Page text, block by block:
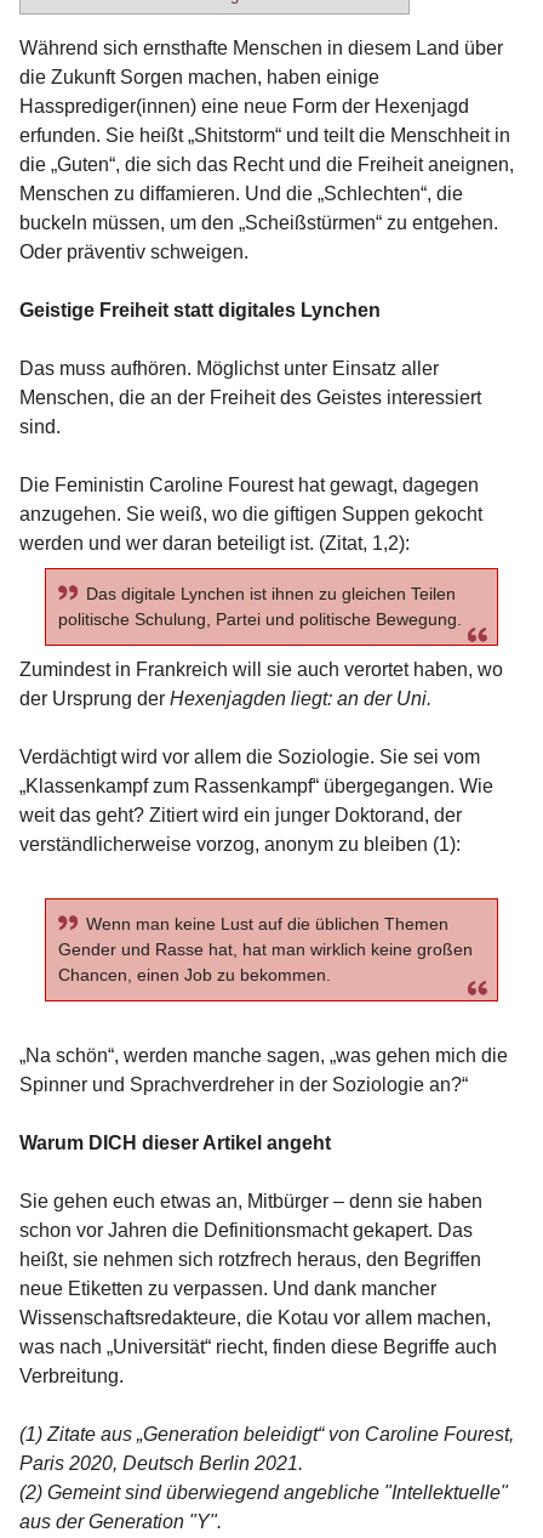
Während sich ernsthafte Menschen in diesem Land über
die Zukunft Sorgen machen, haben einige
Hassprediger(innen) eine neue Form der Hexenjagd
erfunden. Sie heißt „Shitstorm“ und teilt die Menschheit in
die „Guten“, die sich das Recht und die Freiheit aneignen,
Menschen zu diffamieren. Und die „Schlechten“, die
buckeln müssen, um den „Scheißstürmen“ zu entgehen.
Oder präventiv schweigen.
Geistige Freiheit statt digitales Lynchen
Das muss aufhören. Möglichst unter Einsatz aller
Menschen, die an der Freiheit des Geistes interessiert
sind.
Die Feministin Caroline Fourest hat gewagt, dagegen
anzugehen. Sie weiß, wo die giftigen Suppen gekocht
werden und wer daran beteiligt ist. (Zitat, 1,2):
Das digitale Lynchen ist ihnen zu gleichen Teilen
politische Schulung, Partei und politische Bewegung.
Zumindest in Frankreich will sie auch verortet haben, wo
der Ursprung der Hexenjagden liegt: an der Uni.
Verdächtigt wird vor allem die Soziologie. Sie sei vom
„Klassenkampf zum Rassenkampf“ übergegangen. Wie
weit das geht? Zitiert wird ein junger Doktorand, der
verständlicherweise vorzog, anonym zu bleiben (1):
Wenn man keine Lust auf die üblichen Themen
Gender und Rasse hat, hat man wirklich keine großen
Chancen, einen Job zu bekommen.
„Na schön“, werden manche sagen, „was gehen mich die
Spinner und Sprachverdreher in der Soziologie an?“
Warum DICH dieser Artikel angeht
Sie gehen euch etwas an, Mitbürger – denn sie haben
schon vor Jahren die Definitionsmacht gekapert. Das
heißt, sie nehmen sich rotzfrech heraus, den Begriffen
neue Etiketten zu verpassen. Und dank mancher
Wissenschaftsredakteure, die Kotau vor allem machen,
was nach „Universität“ riecht, finden diese Begriffe auch
Verbreitung.
(1) Zitate aus „Generation beleidigt“ von Caroline Fourest,
Paris 2020, Deutsch Berlin 2021.
(2) Gemeint sind überwiegend angebliche "Intellektuelle"
aus der Generation "Y".